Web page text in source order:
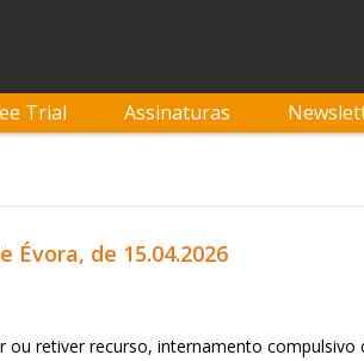
Trial Assinaturas
Évora, de 15.04.2026
ou retiver recurso, internamento